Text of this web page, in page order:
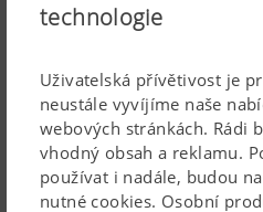
technologie
Uživatelská přívětivost je
neustále vyvíjíme naše
webových stránkách. Rádi
vhodný obsah a reklamu.
používat i nadále, budou
nutné cookies. Osobní